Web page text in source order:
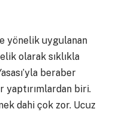
yönelik uygulanan
olarak sıklıkla
beraber
yaptırımlardan biri.
dahi çok zor. Ucuz